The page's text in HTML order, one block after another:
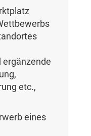
ergänzende
etc.,
eines